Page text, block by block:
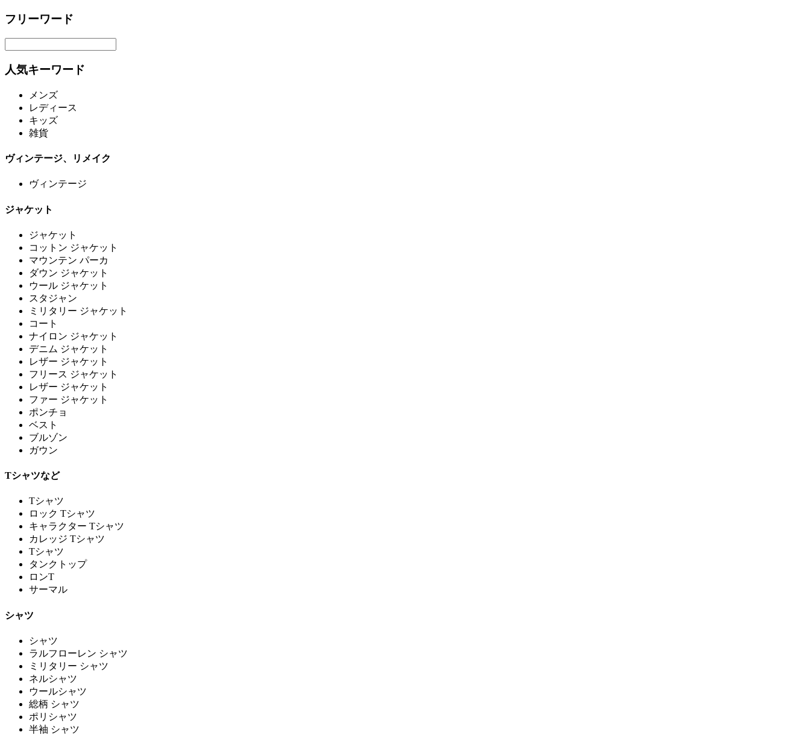
フリーワード
人気キーワード
メンズ
レディース
キッズ
雑貨
ヴィンテージ、リメイク
ヴィンテージ
ジャケット
ジャケット
コットン ジャケット
マウンテン パーカ
ダウン ジャケット
ウール ジャケット
スタジャン
ミリタリー ジャケット
コート
ナイロン ジャケット
デニム ジャケット
レザー ジャケット
フリース ジャケット
レザー ジャケット
ファー ジャケット
ポンチョ
ベスト
ブルゾン
ガウン
Tシャツなど
Tシャツ
ロック Tシャツ
キャラクター Tシャツ
カレッジ Tシャツ
Tシャツ
タンクトップ
ロンT
サーマル
シャツ
シャツ
ラルフローレン シャツ
ミリタリー シャツ
ネルシャツ
ウールシャツ
総柄 シャツ
ポリシャツ
半袖 シャツ